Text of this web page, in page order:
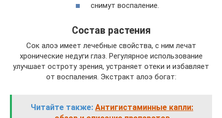
снимут воспаление.
Состав растения
Сок алоэ имеет лечебные свойства, с ним лечат
хронические недуги глаз. Регулярное использование
улучшает остроту зрения, устраняет отеки и избавляет
от воспаления. Экстракт алоэ богат:
Читайте также: Антигистаминные капли: